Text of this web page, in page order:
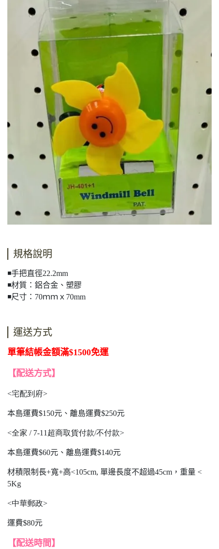
規格說明
◾手把直徑22.2mm
◾材質：鋁合金、塑膠
◾尺寸：70ｍｍｘ70mm
運送方式
單筆結帳金額滿$1500免運
【配送方式】
<宅配到府>
本島運費$150元、離島運費$250元
<全家 / 7-11超商取貨付款/不付款>
本島運費$60元、離島運費$140元
材積限制長+寬+高<105cm, 單邊長度不超過45cm，重量 <
5Kg
<中華郵政>
運費$80元
【配送時間】